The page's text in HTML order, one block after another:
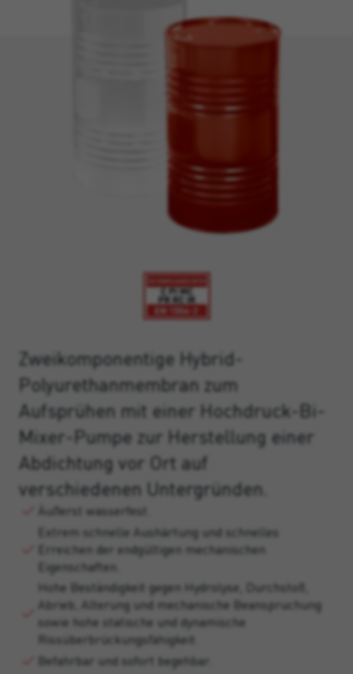
Zweikomponentige Hybrid-
Polyurethanmembran zum
Aufsprühen mit einer Hochdruck-Bi-
Mixer-Pumpe zur Herstellung einer
Abdichtung vor Ort auf
verschiedenen Untergründen.
Äußerst wasserfest.
Extrem schnelle Aushärtung und schnelles
Erreichen der endgültigen mechanischen
Eigenschaften.
Hohe Beständigkeit gegen Hydrolyse, Durchstoß,
Abrieb, Alterung und mechanische Beanspruchung
sowie hohe statische und dynamische
Rissüberbrückungsfähigkeit.
Befahrbar und sofort begehbar.